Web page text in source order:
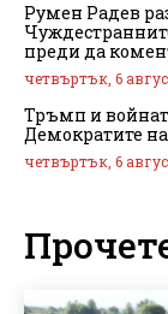
Румен Радев
преди да
четвъртък, 6
Тръмп и
Демократите
четвъртък, 6